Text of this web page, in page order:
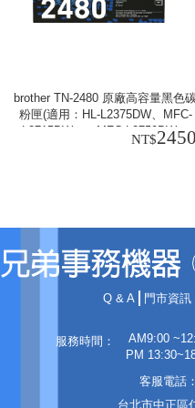
brother TN-2480 原廠高容量黑色碳
粉匣(適用：HL-L2375DW、MFC-
L2715DW、、MFC-L2750DW、
MFC-L2770DW)
2450
Q & A 門市資訊
服務時間：
AM9:00
PM
客服電話
台北市中正區